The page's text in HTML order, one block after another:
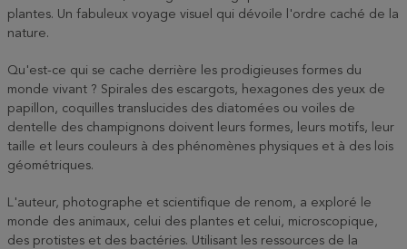
plantes. Un fabuleux voyage visuel qui dévoile l'ordre caché de la
nature.
Qu'est-ce qui se cache derrière les prodigieuses formes du
monde vivant ? Spirales des escargots, hexagones des yeux de
papillon, coquilles translucides des diatomées ou voiles de
dentelle des champignons doivent leurs formes, leurs motifs, leur
taille et leurs couleurs à des phénomènes physiques et à des lois
géométriques.
L'auteur, photographe et scientifique de renom, a exploré le
monde des animaux, celui des plantes et celui, microscopique,
des protistes et des bactéries. Utilisant les ressources de la